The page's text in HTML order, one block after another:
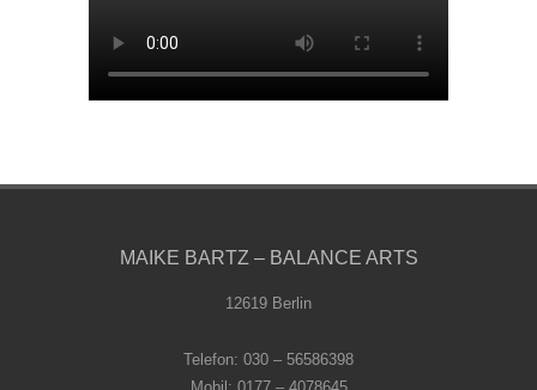
MAIKE BARTZ – BALANCE ARTS
12619 Berlin
Telefon: 030 – 56586398